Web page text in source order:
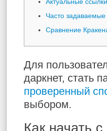
Часто
Сравнение
Для
даркнет, стать
проверенный
выбором.
Как начать